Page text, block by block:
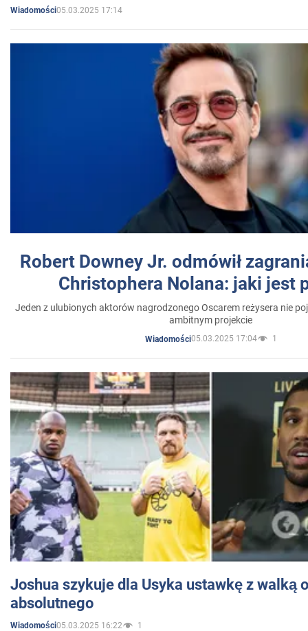
Wiadomości05.03.2025 17:14
Robert Downey Jr. odmówił
Christophera Nolana: jaki jest
Jeden z ulubionych aktorów nagrodzonego Oscarem reżysera nie
ambitnym projekcie
Wiadomości05.03.2025 17:04 1
Joshua szykuje dla Usyka ustawkę z walką
absolutnego
Wiadomości05.03.2025 16:22 1